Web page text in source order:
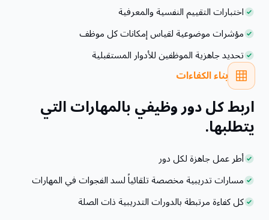
اختبارات التقييم النفسية والمعرفية
مؤشرات موضوعية لقياس إمكانات كل موظف
تحديد جاهزية الموظفين للأدوار المستقبلية
بناء الكفاءات
اربط كل دور وظيفي بالمهارات التي
يتطلبها.
أطر عمل جاهزة لكل دور
مسارات تدريبية مخصصة تلقائياً لسد الفجوات في المهارات
كل كفاءة مرتبطة بالدورات التدريبية ذات الصلة